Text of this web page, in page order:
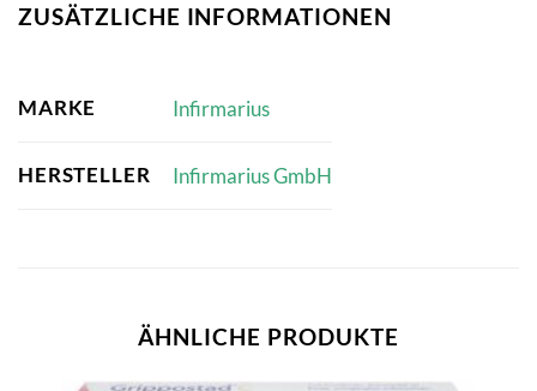
ZUSÄTZLICHE INFORMATIONEN
MARKE Infirmarius
HERSTELLER Infirmarius GmbH
ÄHNLICHE PRODUKTE